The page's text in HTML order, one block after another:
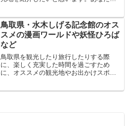
や、自然を満喫できる松坂農業公園ベル
ファームやモクモク手作りフ...
鳥取県・水木しげる記念館のオス
スメの漫画ワールドや妖怪ひろば
など
鳥取県を観光したり旅行したりする際
に、楽しく充実した時間を過ごすため
に、オススメの観光地やお出かけスポッ